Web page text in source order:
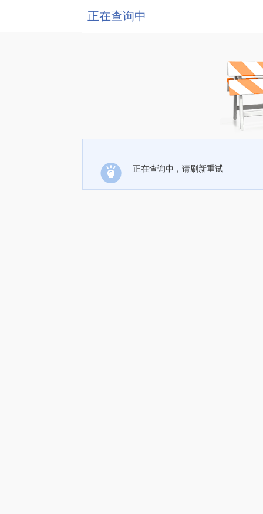
正在查询中
正在查询中，请刷新重试